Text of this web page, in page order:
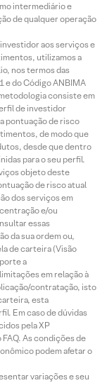
intermediário e
de qualquer operação
aos serviços e
utilizamos a
nos termos das
e do Código ANBIMA
consiste em
de investidor
pontuação de risco
de modo que
desde que dentro
para o seu perfil.
objeto deste
de risco atual
dos serviços em
e/ou
essas
da sua ordem ou,
de carteira (Visão
a
em relação à
contratação, isto
esta
Em caso de dúvidas
pela XP
As condições de
podem afetar o
variações e seu